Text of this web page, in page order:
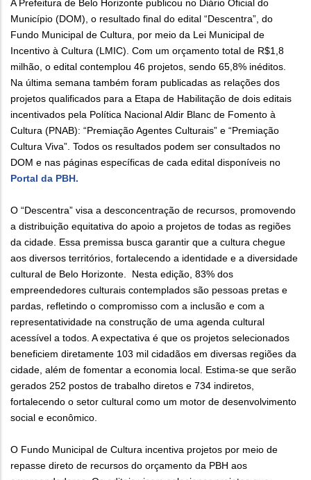
A Prefeitura de Belo Horizonte publicou no Diário Oficial do
Município (DOM), o resultado final do edital “Descentra”, do
Fundo Municipal de Cultura, por meio da Lei Municipal de
Incentivo à Cultura (LMIC). Com um orçamento total de R$1,8
milhão, o edital contemplou 46 projetos, sendo 65,8% inéditos.
Na última semana também foram publicadas as relações dos
projetos qualificados para a Etapa de Habilitação de dois editais
incentivados pela Política Nacional Aldir Blanc de Fomento à
Cultura (PNAB): “Premiação Agentes Culturais” e “Premiação
Cultura Viva”. Todos os resultados podem ser consultados no
DOM e nas páginas específicas de cada edital disponíveis no
Portal da PBH.
O “Descentra” visa a desconcentração de recursos, promovendo
a distribuição equitativa do apoio a projetos de todas as regiões
da cidade. Essa premissa busca garantir que a cultura chegue
aos diversos territórios, fortalecendo a identidade e a diversidade
cultural de Belo Horizonte. Nesta edição, 83% dos
empreendedores culturais contemplados são pessoas pretas e
pardas, refletindo o compromisso com a inclusão e com a
representatividade na construção de uma agenda cultural
acessível a todos. A expectativa é que os projetos selecionados
beneficiem diretamente 103 mil cidadãos em diversas regiões da
cidade, além de fomentar a economia local. Estima-se que serão
gerados 252 postos de trabalho diretos e 734 indiretos,
fortalecendo o setor cultural como um motor de desenvolvimento
social e econômico.
O Fundo Municipal de Cultura incentiva projetos por meio de
repasse direto de recursos do orçamento da PBH aos